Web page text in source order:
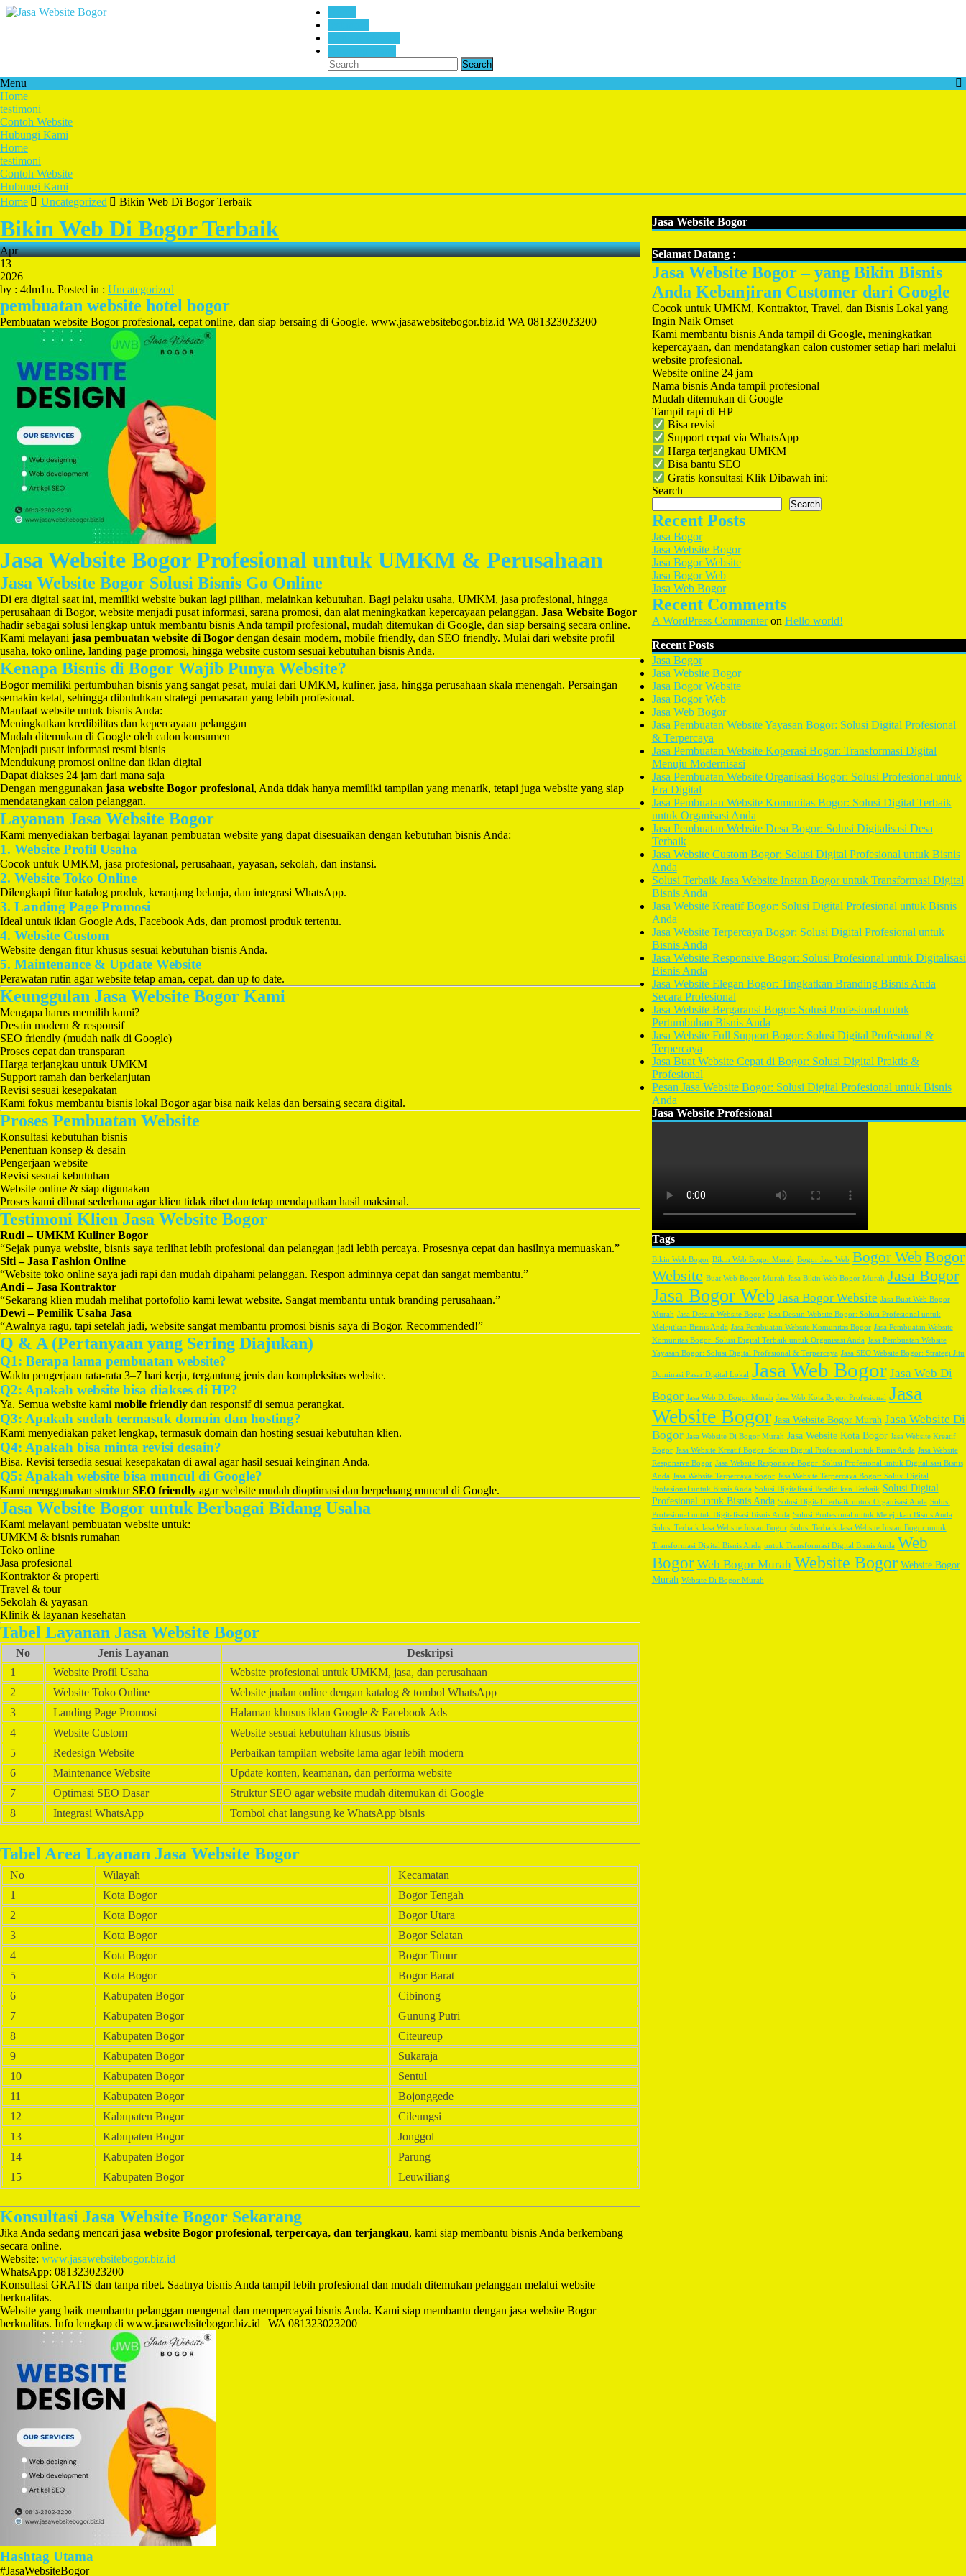
Search
Menu
Home
testimoni
Contoh Website
Hubungi Kami
Home
testimoni
Contoh Website
Hubungi Kami
Home
Uncategorized Bikin Web Di Bogor Terbaik
Bikin Web Di Bogor Terbaik
Apr
13
2026
by : 4dm1n. Posted in : Uncategorized
pembuatan website hotel bogor
Pembuatan website Bogor profesional, cepat online, dan siap bersaing di Google. www.jasawebsitebogor.biz.id WA 081323023200
Jasa Website Bogor Profesional untuk UMKM & Perusahaan
Jasa Website Bogor Solusi Bisnis Go Online
Di era digital saat ini, memiliki website bukan lagi pilihan, melainkan kebutuhan. Bagi pelaku usaha, UMKM, jasa profesional, hingga
perusahaan di Bogor, website menjadi pusat informasi, sarana promosi, dan alat meningkatkan kepercayaan pelanggan. Jasa Website Bogor
hadir sebagai solusi lengkap untuk membantu bisnis Anda tampil profesional, mudah ditemukan di Google, dan siap bersaing secara online.
Kami melayani jasa pembuatan website di Bogor dengan desain modern, mobile friendly, dan SEO friendly. Mulai dari website profil
usaha, toko online, landing page promosi, hingga website custom sesuai kebutuhan bisnis Anda.
Kenapa Bisnis di Bogor Wajib Punya Website?
Bogor memiliki pertumbuhan bisnis yang sangat pesat, mulai dari UMKM, kuliner, jasa, hingga perusahaan skala menengah. Persaingan
semakin ketat, sehingga dibutuhkan strategi pemasaran yang lebih profesional.
Manfaat website untuk bisnis Anda:
Meningkatkan kredibilitas dan kepercayaan pelanggan
Mudah ditemukan di Google oleh calon konsumen
Menjadi pusat informasi resmi bisnis
Mendukung promosi online dan iklan digital
Dapat diakses 24 jam dari mana saja
Dengan menggunakan jasa website Bogor profesional, Anda tidak hanya memiliki tampilan yang menarik, tetapi juga website yang siap
mendatangkan calon pelanggan.
Layanan Jasa Website Bogor
Kami menyediakan berbagai layanan pembuatan website yang dapat disesuaikan dengan kebutuhan bisnis Anda:
1. Website Profil Usaha
Cocok untuk UMKM, jasa profesional, perusahaan, yayasan, sekolah, dan instansi.
2. Website Toko Online
Dilengkapi fitur katalog produk, keranjang belanja, dan integrasi WhatsApp.
3. Landing Page Promosi
Ideal untuk iklan Google Ads, Facebook Ads, dan promosi produk tertentu.
4. Website Custom
Website dengan fitur khusus sesuai kebutuhan bisnis Anda.
5. Maintenance & Update Website
Perawatan rutin agar website tetap aman, cepat, dan up to date.
Keunggulan Jasa Website Bogor Kami
Mengapa harus memilih kami?
Desain modern & responsif
SEO friendly (mudah naik di Google)
Proses cepat dan transparan
Harga terjangkau untuk UMKM
Support ramah dan berkelanjutan
Revisi sesuai kesepakatan
Kami fokus membantu bisnis lokal Bogor agar bisa naik kelas dan bersaing secara digital.
Proses Pembuatan Website
Konsultasi kebutuhan bisnis
Penentuan konsep & desain
Pengerjaan website
Revisi sesuai kebutuhan
Website online & siap digunakan
Proses kami dibuat sederhana agar klien tidak ribet dan tetap mendapatkan hasil maksimal.
Testimoni Klien Jasa Website Bogor
Rudi – UMKM Kuliner Bogor
“Sejak punya website, bisnis saya terlihat lebih profesional dan pelanggan jadi lebih percaya. Prosesnya cepat dan hasilnya memuaskan.”
Siti – Jasa Fashion Online
“Website toko online saya jadi rapi dan mudah dipahami pelanggan. Respon adminnya cepat dan sangat membantu.”
Andi – Jasa Kontraktor
“Sekarang klien mudah melihat portofolio kami lewat website. Sangat membantu untuk branding perusahaan.”
Dewi – Pemilik Usaha Jasa
“Awalnya ragu, tapi setelah jadi, website sangat membantu promosi bisnis saya di Bogor. Recommended!”
Q & A (Pertanyaan yang Sering Diajukan)
Q1: Berapa lama pembuatan website?
Waktu pengerjaan rata-rata 3–7 hari kerja, tergantung jenis dan kompleksitas website.
Q2: Apakah website bisa diakses di HP?
Ya. Semua website kami mobile friendly dan responsif di semua perangkat.
Q3: Apakah sudah termasuk domain dan hosting?
Kami menyediakan paket lengkap, termasuk domain dan hosting sesuai kebutuhan klien.
Q4: Apakah bisa minta revisi desain?
Bisa. Revisi tersedia sesuai kesepakatan di awal agar hasil sesuai keinginan Anda.
Q5: Apakah website bisa muncul di Google?
Kami menggunakan strukturSEO friendly agar website mudah dioptimasi dan berpeluang muncul di Google.
Jasa Website Bogor untuk Berbagai Bidang Usaha
Kami melayani pembuatan website untuk:
UMKM & bisnis rumahan
Toko online
Jasa profesional
Kontraktor & properti
Travel & tour
Sekolah & yayasan
Klinik & layanan kesehatan
Tabel Layanan Jasa Website Bogor
No Jenis Layanan
Deskripsi
1
Website Profil Usaha
Website profesional untuk UMKM, jasa, dan perusahaan
2
Website Toko Online
Website jualan online dengan katalog & tombol WhatsApp
3
Landing Page Promosi
Halaman khusus iklan Google & Facebook Ads
4
Website Custom
Website sesuai kebutuhan khusus bisnis
5
Redesign Website
Perbaikan tampilan website lama agar lebih modern
6
Maintenance Website
Update konten, keamanan, dan performa website
7
Optimasi SEO Dasar
Struktur SEO agar website mudah ditemukan di Google
8
Integrasi WhatsApp Tombol chat langsung ke WhatsApp bisnis
Tabel Area Layanan Jasa Website Bogor
No Wilayah
Kecamatan
1
Kota Bogor
Bogor Tengah
2
Kota Bogor
Bogor Utara
3
Kota Bogor
Bogor Selatan
4
Kota Bogor
Bogor Timur
5
Kota Bogor
Bogor Barat
6
Kabupaten Bogor
Cibinong
7
Kabupaten Bogor
Gunung Putri
8
Kabupaten Bogor
Citeureup
9
Kabupaten Bogor
Sukaraja
10
Kabupaten Bogor
Sentul
11
Kabupaten Bogor
Bojonggede
12
Kabupaten Bogor
Cileungsi
13
Kabupaten Bogor
Jonggol
14
Kabupaten Bogor
Parung
15
Kabupaten Bogor Leuwiliang
Konsultasi Jasa Website Bogor Sekarang
Jika Anda sedang mencari jasa website Bogor profesional, terpercaya, dan terjangkau, kami siap membantu bisnis Anda berkembang
secara online.
Website: www.jasawebsitebogor.biz.id
WhatsApp: 081323023200
Konsultasi GRATIS dan tanpa ribet. Saatnya bisnis Anda tampil lebih profesional dan mudah ditemukan pelanggan melalui website
berkualitas.
Website yang baik membantu pelanggan mengenal dan mempercayai bisnis Anda. Kami siap membantu dengan jasa website Bogor
berkualitas. Info lengkap di www.jasawebsitebogor.biz.id | WA 081323023200
Hashtag Utama
#JasaWebsiteBogor
Jasa Website Bogor
Selamat Datang :
Jasa Website Bogor – yang Bikin Bisnis
Anda Kebanjiran Customer dari Google
Cocok untuk UMKM, Kontraktor, Travel, dan Bisnis Lokal yang
Ingin Naik Omset
Kami membantu bisnis Anda tampil di Google, meningkatkan
kepercayaan, dan mendatangkan calon customer setiap hari melalui
website profesional.
Website online 24 jam
Nama bisnis Anda tampil profesional
Mudah ditemukan di Google
Tampil rapi di HP
Bisa revisi
Support cepat via WhatsApp
Harga terjangkau UMKM
Bisa bantu SEO
Gratis konsultasi Klik Dibawah ini:
Search
Search
Recent Posts
Jasa Bogor
Jasa Website Bogor
Jasa Bogor Website
Jasa Bogor Web
Jasa Web Bogor
Recent Comments
A WordPress Commenteron Hello world!
Recent Posts
Jasa Bogor
Jasa Website Bogor
Jasa Bogor Website
Jasa Bogor Web
Jasa Web Bogor
Jasa Pembuatan Website Yayasan Bogor: Solusi Digital Profesional
& Terpercaya
Jasa Pembuatan Website Koperasi Bogor: Transformasi Digital
Menuju Modernisasi
Jasa Pembuatan Website Organisasi Bogor: Solusi Profesional untuk
Era Digital
Jasa Pembuatan Website Komunitas Bogor: Solusi Digital Terbaik
untuk Organisasi Anda
Jasa Pembuatan Website Desa Bogor: Solusi Digitalisasi Desa
Terbaik
Jasa Website Custom Bogor: Solusi Digital Profesional untuk Bisnis
Anda
Solusi Terbaik Jasa Website Instan Bogor untuk Transformasi Digital
Bisnis Anda
Jasa Website Kreatif Bogor: Solusi Digital Profesional untuk Bisnis
Anda
Jasa Website Terpercaya Bogor: Solusi Digital Profesional untuk
Bisnis Anda
Jasa Website Responsive Bogor: Solusi Profesional untuk Digitalisasi
Bisnis Anda
Jasa Website Elegan Bogor: Tingkatkan Branding Bisnis Anda
Secara Profesional
Jasa Website Bergaransi Bogor: Solusi Profesional untuk
Pertumbuhan Bisnis Anda
Jasa Website Full Support Bogor: Solusi Digital Profesional &
Terpercaya
Jasa Buat Website Cepat di Bogor: Solusi Digital Praktis &
Profesional
Pesan Jasa Website Bogor: Solusi Digital Profesional untuk Bisnis
Anda
Jasa Website Profesional
Tags
Bikin Web Bogor Bikin Web Bogor Murah Bogor Jasa Web Bogor Web Bogor
Website Buat Web Bogor Murah Jasa Bikin Web Bogor Murah Jasa Bogor
Jasa Bogor Web Jasa Bogor Website Jasa Buat Web Bogor
Murah Jasa Desain Website Bogor Jasa Desain Website Bogor: Solusi Profesional untuk
Melejitkan Bisnis Anda Jasa Pembuatan Website Komunitas Bogor Jasa Pembuatan Website
Komunitas Bogor: Solusi Digital Terbaik untuk Organisasi Anda Jasa Pembuatan Website
Yayasan Bogor: Solusi Digital Profesional & Terpercaya Jasa SEO Website Bogor: Strategi Jitu
Dominasi Pasar Digital Lokal Jasa Web Bogor Jasa Web Di
Bogor Jasa Web Di Bogor Murah Jasa Web Kota Bogor Profesional Jasa
Website Bogor Jasa Website Bogor Murah Jasa Website Di
Bogor Jasa Website Di Bogor Murah Jasa Website Kota Bogor Jasa Website Kreatif
Bogor Jasa Website Kreatif Bogor: Solusi Digital Profesional untuk Bisnis Anda Jasa Website
Responsive Bogor Jasa Website Responsive Bogor: Solusi Profesional untuk Digitalisasi Bisnis
Anda Jasa Website Terpercaya Bogor Jasa Website Terpercaya Bogor: Solusi Digital
Profesional untuk Bisnis Anda Solusi Digitalisasi Pendidikan Terbaik Solusi Digital
Profesional untuk Bisnis Anda Solusi Digital Terbaik untuk Organisasi Anda Solusi
Profesional untuk Digitalisasi Bisnis Anda Solusi Profesional untuk Melejitkan Bisnis Anda
Solusi Terbaik Jasa Website Instan Bogor Solusi Terbaik Jasa Website Instan Bogor untuk
Transformasi Digital Bisnis Anda untuk Transformasi Digital Bisnis Anda Web
Bogor Web Bogor Murah Website Bogor Website Bogor
Murah Website Di Bogor Murah